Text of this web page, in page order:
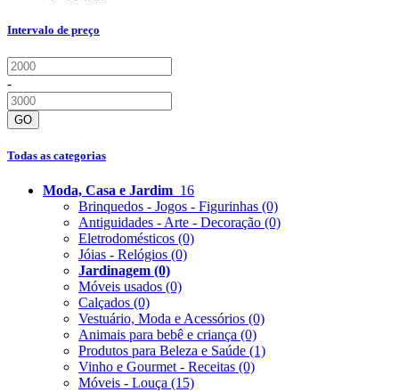
Intervalo de preço
-
GO
Todas as categorias
Moda, Casa e Jardim 16
Brinquedos - Jogos - Figurinhas (0)
Antiguidades - Arte - Decoração (0)
Eletrodomésticos (0)
Jóias - Relógios (0)
Jardinagem (0)
Móveis usados (0)
Calçados (0)
Vestuário, Moda e Acessórios (0)
Animais para bebê e criança (0)
Produtos para Beleza e Saúde (1)
Vinho e Gourmet - Receitas (0)
Móveis - Louça (15)